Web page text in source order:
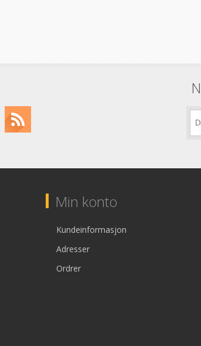
Min konto
Kundeinformasjon
Adresser
Ordrer